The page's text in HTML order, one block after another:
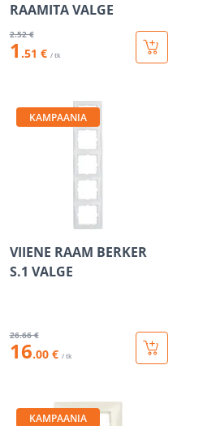
RAAMITA VALGE
2.52 €
1 .51 € / tk
KAMPAANIA
VIIENE RAAM BERKER
S.1 VALGE
26.66 €
16.00 € / tk
KAMPAANIA